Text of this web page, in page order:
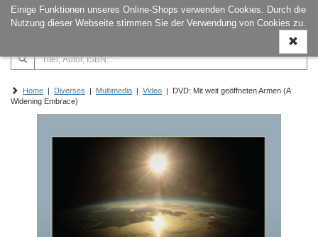
Einige Funktionen unseres Online-Shops verwenden Cookies. Durch die
Nutzung dieser Webseite stimmen Sie der Verwendung von Cookies zu.
ein-/
Home | Diverses | Multimedia | Video | DVD: Mit weit geöffneten Armen (A
Widening Embrace)